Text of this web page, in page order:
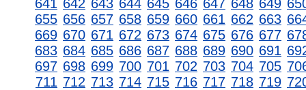
641 642 643 644 645 646 647 648 649
655 656 657 658 659 660 661 662 663
669 670 671 672 673 674 675 676 677
683 684 685 686 687 688 689 690 691
697 698 699 700 701 702 703 704 705
711 712 713 714 715 716 717 718 719